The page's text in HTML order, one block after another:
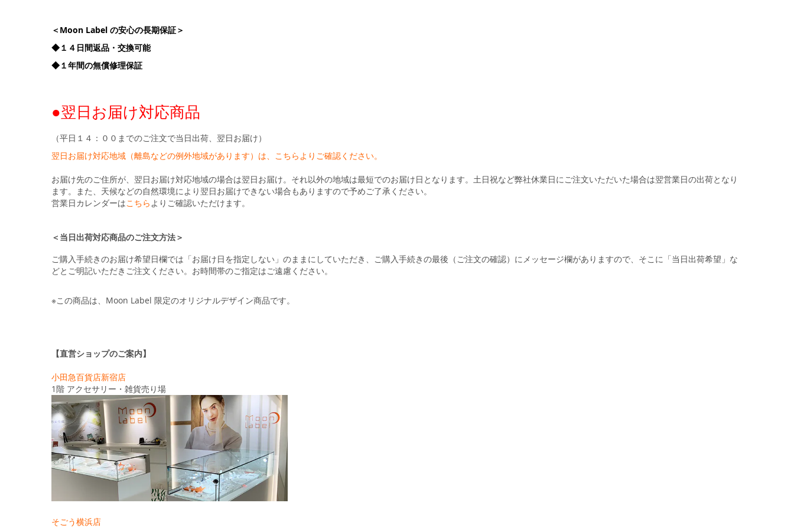
＜Moon Label の安心の長期保証＞
◆１４日間返品・交換可能
◆１年間の無償修理保証
●翌日お届け対応商品
（平日１４：００までのご注文で当日出荷、翌日お届け）
翌日お届け対応地域（離島などの例外地域があります）は、こちらよりご確認ください。
お届け先のご住所が、翌日お届け対応地域の場合は翌日お届け。それ以外の地域は最短でのお届け日となります。土日祝など弊社休業日にご注文いただいた場合は翌営業日の出荷となり
ます。また、天候などの自然環境により翌日お届けできない場合もありますので予めご了承ください。
営業日カレンダーはこちらよりご確認いただけます。
＜当日出荷対応商品のご注文方法＞
ご購入手続きのお届け希望日欄では「お届け日を指定しない」のままにしていただき、ご購入手続きの最後（ご注文の確認）にメッセージ欄がありますので、そこに「当日出荷希望」な
どとご明記いただきご注文ください。お時間帯のご指定はご遠慮ください。
※この商品は、Moon Label 限定のオリジナルデザイン商品です。
【直営ショップのご案内】
小田急百貨店新宿店
1階 アクセサリー・雑貨売り場
そごう横浜店